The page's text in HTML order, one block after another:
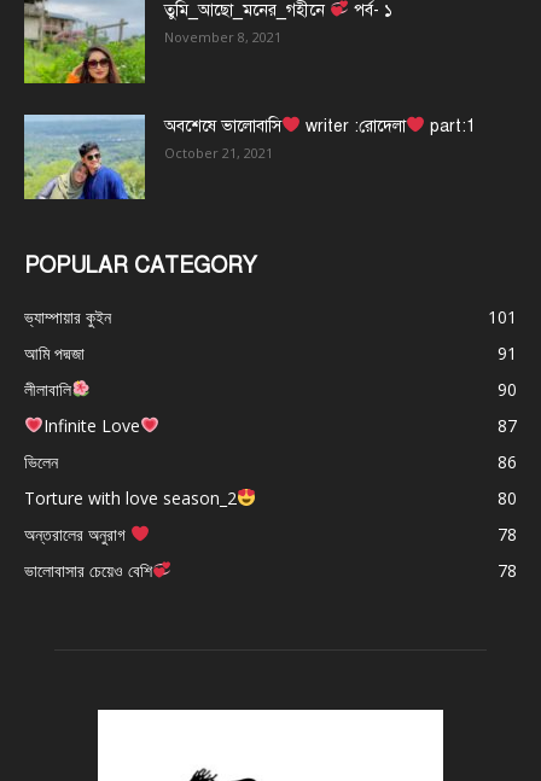
তুমি_আছো_মনের_গহীনে পর্ব- ১
November 8, 2021
অবশেষে ভালোবাসি writer :রোদেলা part:1
October 21, 2021
POPULAR CATEGORY
ভ্যাম্পায়ার কুইন
101
আমি পদ্মজা
91
লীলাবালি
90
Infinite Love
87
ভিলেন
86
Torture with love season_2
80
অন্তরালের অনুরাগ
78
ভালোবাসার চেয়েও বেশি
78